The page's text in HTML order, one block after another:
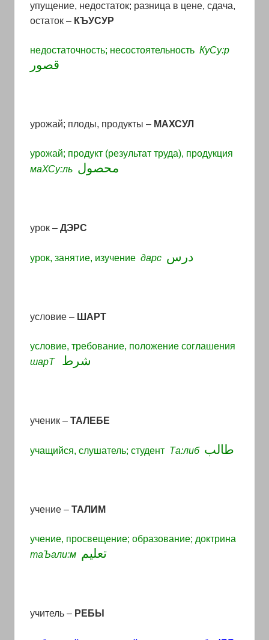
упущение, недостаток; разница в цене, сдача,
остаток – КЪУСУР
недостаточность; несостоятельность КуСу:р
قصور
урожай; плоды, продукты – МАХСУЛ
урожай; продукт (результат труда), продукция
маХСу:ль محصول
урок– ДЭРС
урок, занятие, изучение дарс درس
условие – ШАРТ
условие, требование, положение соглашения
шарТ شرط
ученик– ТАЛЕБЕ
учащийся, слушатель; студент Та:либ طالب
учение – ТАЛИМ
учение, просвещение; образование; доктрина
таЪали:м تعليم
учитель– РЕБЫ